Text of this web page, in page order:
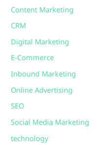
Content Marketing
CRM
Digital Marketing
E-Commerce
Inbound Marketing
Online Advertising
SEO
Social Media Marketing
technology